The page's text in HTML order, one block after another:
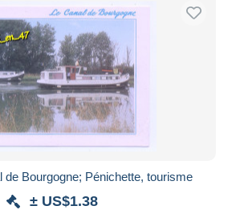
de Bourgogne; Pénichette, tourisme
± US$1.38